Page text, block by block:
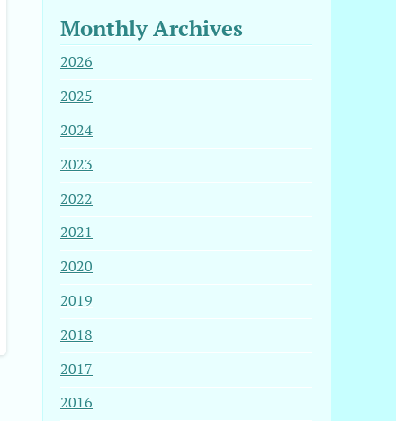
Monthly Archives
2026
2025
2024
2023
2022
2021
2020
2019
2018
2017
2016